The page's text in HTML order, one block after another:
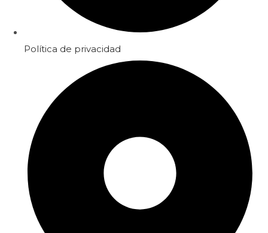
Política de privacidad